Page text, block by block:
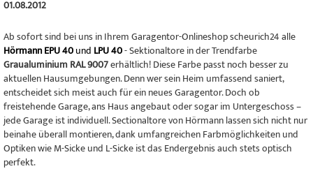
01.08.2012
Ab sofort sind bei uns in Ihrem Garagentor-Onlineshop scheurich24 alle
Hörmann EPU 40und LPU 40- Sektionaltore in der Trendfarbe
Graualuminium RAL 9007erhältlich! Diese Farbe passt noch besser zu
aktuellen Hausumgebungen. Denn wer sein Heim umfassend saniert,
entscheidet sich meist auch für ein neues Garagentor. Doch ob
freistehende Garage, ans Haus angebaut oder sogar im Untergeschoss –
jede Garage ist individuell. Sectionaltore von Hörmann lassen sich nicht nur
beinahe überall montieren, dank umfangreichen Farbmöglichkeiten und
Optiken wie M-Sicke und L-Sicke ist das Endergebnis auch stets optisch
perfekt.